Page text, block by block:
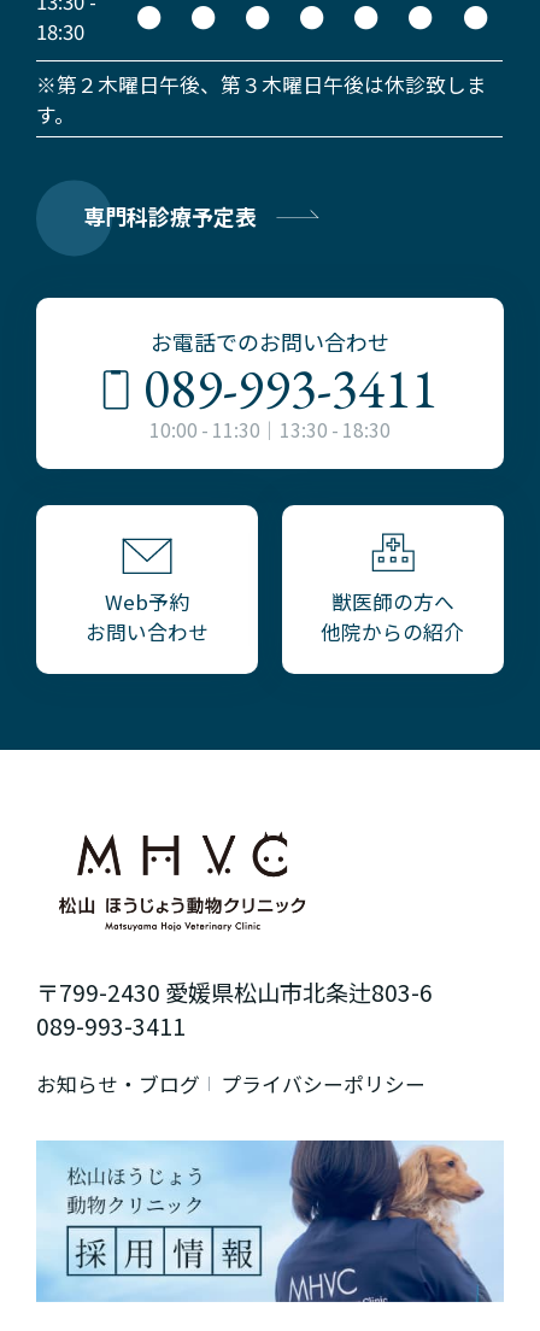
18:30
● ● ● ● ● ● ●
※第２木曜日午後、第３木曜日午後は休診致しま
す。
専門科診療予定表
お電話でのお問い合わせ
089-993-3411
10:00 - 11:30｜13:30 - 18:30
Web予約
お問い合わせ
獣医師の方へ
他院からの紹介
〒799-2430 愛媛県松山市北条辻803-6
089-993-3411
お知らせ・ブログ プライバシーポリシー